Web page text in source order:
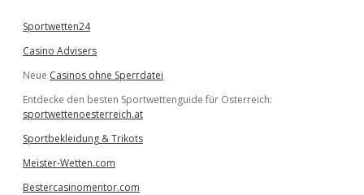
Sportwetten24
Casino Advisers
Neue Casinos ohne Sperrdatei
Entdecke den besten Sportwettenguide für Österreich:
sportwettenoesterreich.at
Sportbekleidung & Trikots
Meister-Wetten.com
Bestercasinomentor.com